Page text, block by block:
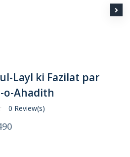
Layl ki Fazilat par
o-Ahadith
0 Review(s)